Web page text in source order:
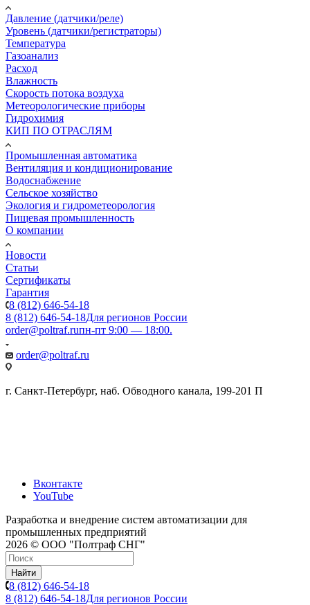
Давление (датчики/реле)
Уровень (датчики/регистраторы)
Температура
Газоанализ
Расход
Влажность
Скорость потока воздуха
Метеорологические приборы
Гидрохимия
КИП ПО ОТРАСЛЯМ
Промышленная автоматика
Вентиляция и кондиционирование
Водоснабжение
Сельское хозяйство
Экология и гидрометеорология
Пищевая промышленность
О компании
Новости
Статьи
Сертификаты
Гарантия
8 (812) 646-54-18
8 (812) 646-54-18Для регионов России
order@poltraf.ruпн-пт 9:00 — 18:00.
order@poltraf.ru
г. Санкт-Петербург, наб. Обводного канала, 199-201 П
Вконтакте
YouTube
Разработка и внедрение систем автоматизации для
промышленных предприятий
2026 © ООО "Полтраф СНГ"
Найти
8 (812) 646-54-18
8 (812) 646-54-18Для регионов России